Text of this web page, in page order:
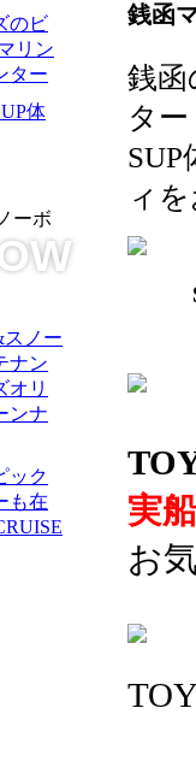
銭函
銭
ター
ィ
実
お